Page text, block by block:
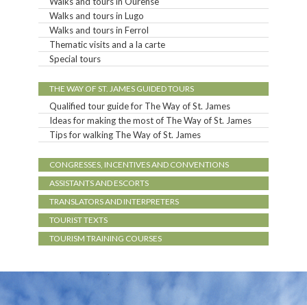
Walks and tours in Lugo
Walks and tours in Ferrol
Thematic visits and a la carte
Special tours
THE WAY OF ST. JAMES GUIDED TOURS
Qualified tour guide for The Way of St. James
Ideas for making the most of The Way of St. James
Tips for walking The Way of St. James
CONGRESSES, INCENTIVES AND CONVENTIONS
ASSISTANTS AND ESCORTS
TRANSLATORS AND INTERPRETERS
TOURIST TEXTS
TOURISM TRAINING COURSES